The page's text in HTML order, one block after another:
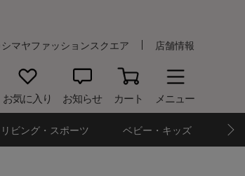
マヤファッションスクエア 店舗情報
お気に入り お知らせ カート メニュー
リビング・スポーツ ベビー・キッズ